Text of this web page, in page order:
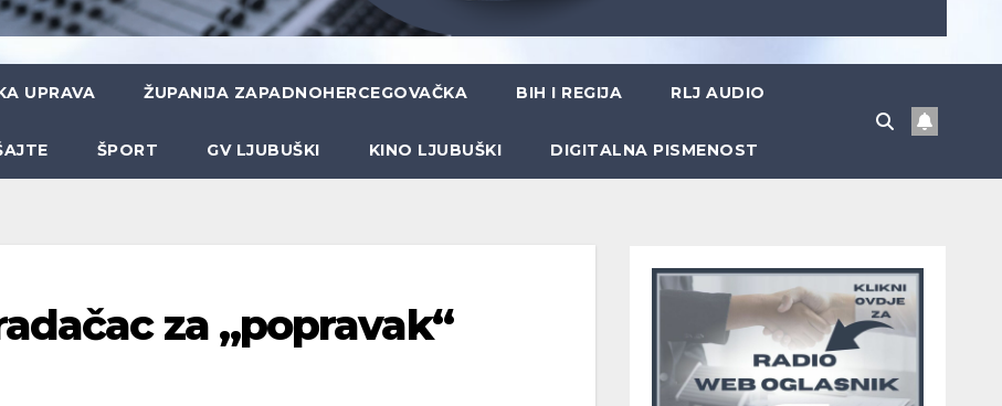
UPRAVA ŽUPANIJA ZAPADNOHERCEGOVAČKA BIH I REGIJA RLJ AUDIO
ŠPORT GV LJUBUŠKI KINO LJUBUŠKI DIGITALNA PISMENOST
za „popravak“